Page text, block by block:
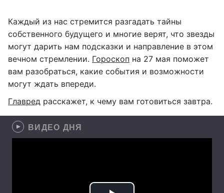
Каждый из нас стремится разгадать тайны
собственного будущего и многие верят, что звезды
могут дарить нам подсказки и направление в этом
вечном стремлении. Гороскоп на 27 мая поможет
вам разобраться, какие события и возможности
могут ждать впереди.
Главред расскажет, к чему вам готовиться завтра.
ВИДЕО ДНЯ